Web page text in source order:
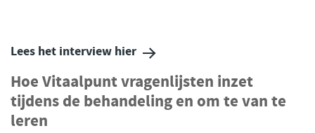
Lees het interview hier
Hoe Vitaalpunt vragenlijsten inzet
tijdens de behandeling en om te van te
leren